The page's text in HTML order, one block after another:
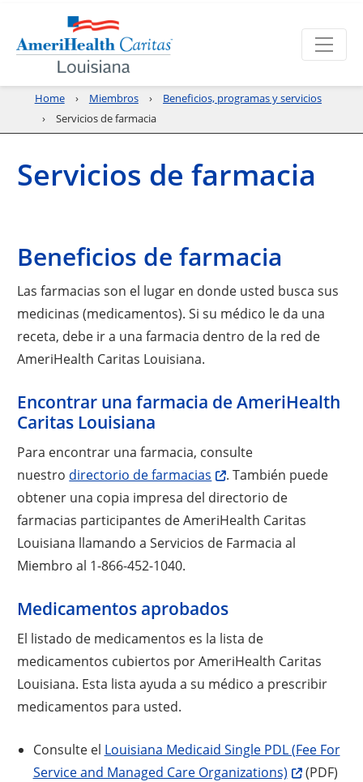
Home Miembros
Beneficios, programas y servicios
Servicios de farmacia
Servicios de farmacia
Beneficios de farmacia
Las farmacias son el lugar en donde usted busca sus
medicinas (medicamentos). Si su médico le da una
receta, debe ir a una farmacia dentro de la red de
AmeriHealth Caritas Louisiana.
Encontrar una farmacia de AmeriHealth
Caritas Louisiana
Para encontrar una farmacia, consulte
nuestro directorio de farmacias
. También puede
obtener una copia impresa del directorio de
farmacias participantes de AmeriHealth Caritas
Louisiana llamando a Servicios de Farmacia al
Miembro al 1-866-452-1040.
Medicamentos aprobados
El listado de medicamentos es la lista de
medicamentos cubiertos por AmeriHealth Caritas
Louisiana. Esta lista ayuda a su médico a prescribir
medicamentos para usted.
Consulte el Louisiana Medicaid Single PDL (Fee For
Service and Managed Care Organizations)
(PDF)